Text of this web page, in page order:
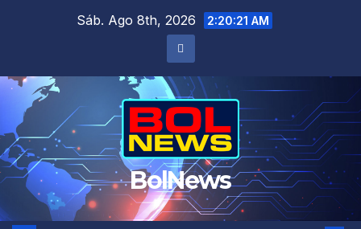
Sáb. Ago 8th, 2026 2:20:22 AM
BolNews